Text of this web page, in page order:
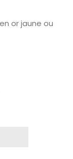
or jaune ou